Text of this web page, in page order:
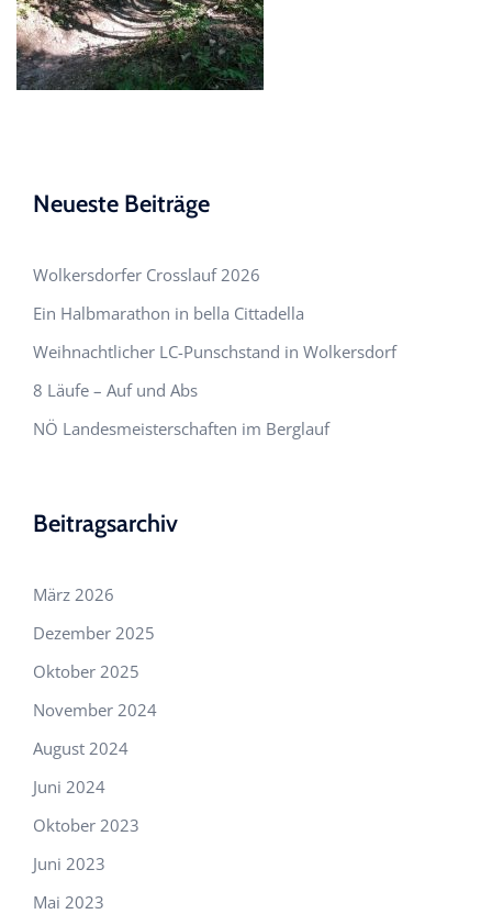
Neueste Beiträge
Wolkersdorfer Crosslauf 2026
Ein Halbmarathon in bella Cittadella
Weihnachtlicher LC-Punschstand in Wolkersdorf
8 Läufe – Auf und Abs
NÖ Landesmeisterschaften im Berglauf
Beitragsarchiv
März 2026
Dezember 2025
Oktober 2025
November 2024
August 2024
Juni 2024
Oktober 2023
Juni 2023
Mai 2023